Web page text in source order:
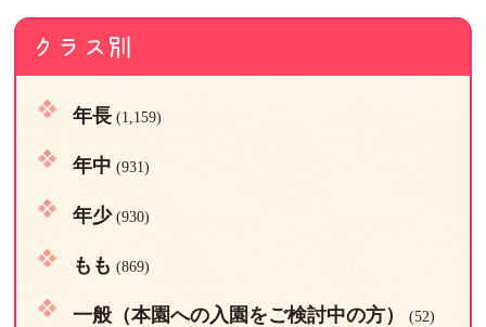
クラス別
年長(1,159)
年中 (931)
年少(930)
もも (869)
一般（本園への入園をご検討中の方） (52)